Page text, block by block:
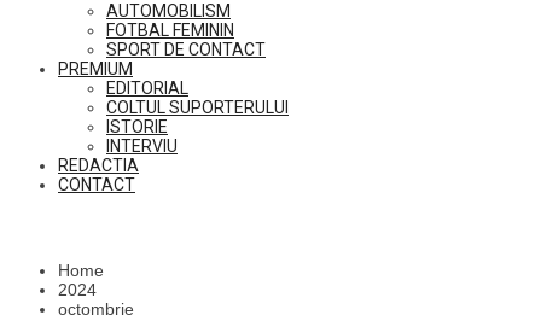
AUTOMOBILISM
FOTBAL FEMININ
SPORT DE CONTACT
PREMIUM
EDITORIAL
COLTUL SUPORTERULUI
ISTORIE
INTERVIU
REDACTIA
CONTACT
Home
2024
octombrie